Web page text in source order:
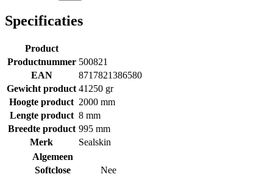
Specificaties
Product
Productnummer 500821
EAN
8717821386580
Gewicht product 41250 gr
Hoogte product 2000 mm
Lengte product 8 mm
Breedte product 995 mm
Merk
Sealskin
Algemeen
Softclose
Nee